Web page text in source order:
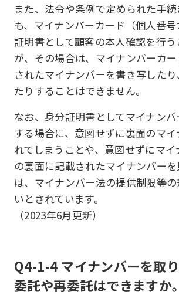
また、法令や条例で定められた手
も、マイナンバーカード（個人番
証明書として顧客の本人確認を行
が、その場合は、マイナンバーカ
されたマイナンバーを書き写した
たりすることはできません。
なお、身分証明書としてマイナン
する場合に、意図せずに裏面のマ
れてしまうことや、意図せずにマ
の裏面に記載されたマイナンバー
は、マイナンバー法の提供制限等
いとされています。
（2023年6月更新）
Q4-1-4 マイナンバーを取
委託や再委託はできますか。